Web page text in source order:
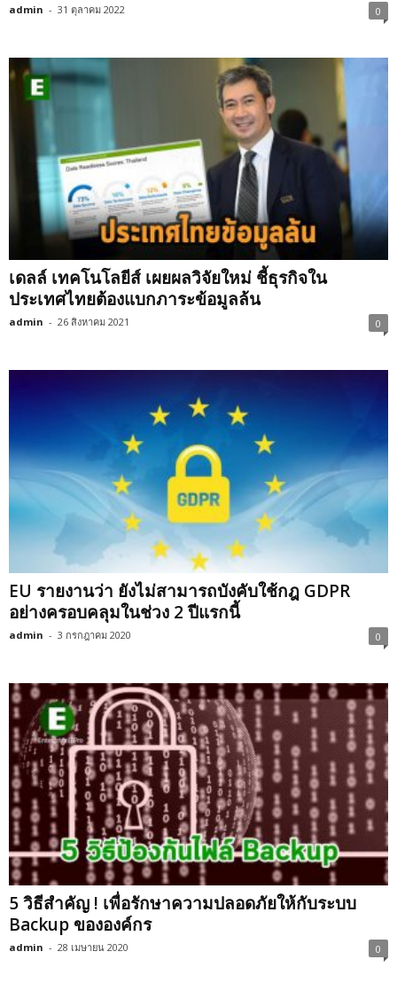
admin - 31 ตุลาคม 2022 0
เดลล์ เทคโนโลยีส์ เผยผลวิจัยใหม่ ชี้ธุรกิจใน
ประเทศไทยต้องแบกภาระข้อมูลล้น
admin - 26 สิงหาคม 2021 0
EU รายงานว่า ยังไม่สามารถบังคับใช้กฎ GDPR
อย่างครอบคลุมในช่วง 2 ปีแรกนี้
admin - 3 กรกฎาคม 2020 0
5 วิธีสำคัญ ! เพื่อรักษาความปลอดภัยให้กับระบบ
Backup ขององค์กร
admin - 28 เมษายน 2020 0